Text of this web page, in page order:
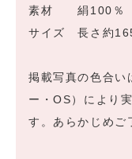
素材 絹100％
サイズ 長さ約
掲載写真の色合い
ー・OS）により
す。あらかじめご